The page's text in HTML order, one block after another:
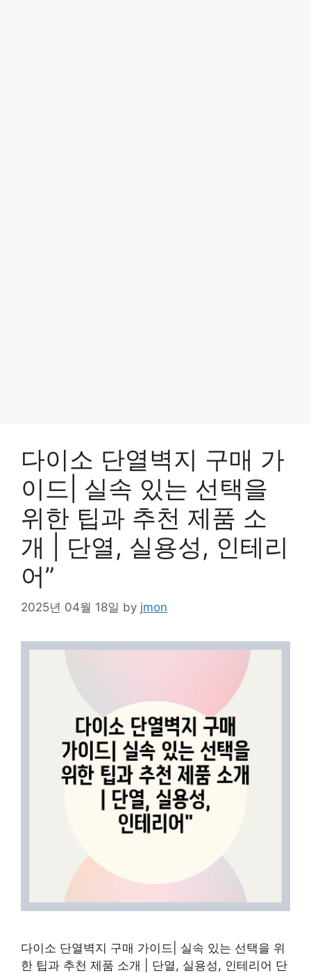
다이소 단열벽지 구매 가
이드| 실속 있는 선택을
위한 팁과 추천 제품 소
개 | 단열, 실용성, 인테리
어”
2025년 04월 18일 by jmon
다이소 단열벽지 구매 가이드| 실속 있는 선택을 위
한 팁과 추천 제품 소개 | 단열, 실용성, 인테리어 단